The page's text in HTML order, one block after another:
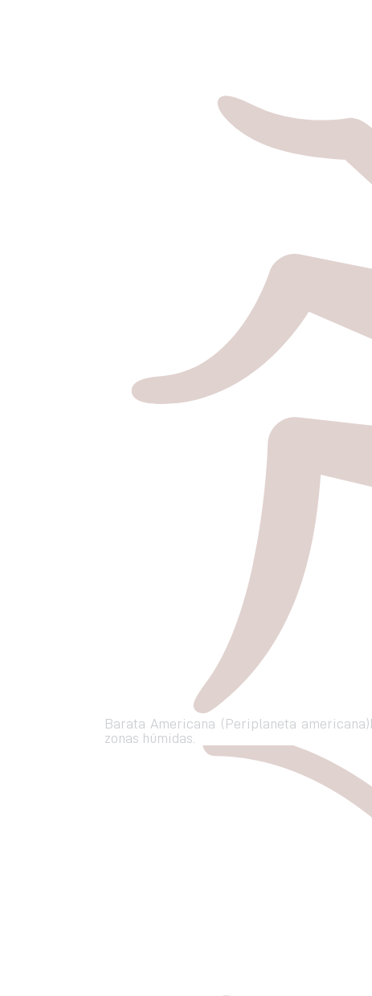
Barata Americana (Periplaneta
zonas húmidas.